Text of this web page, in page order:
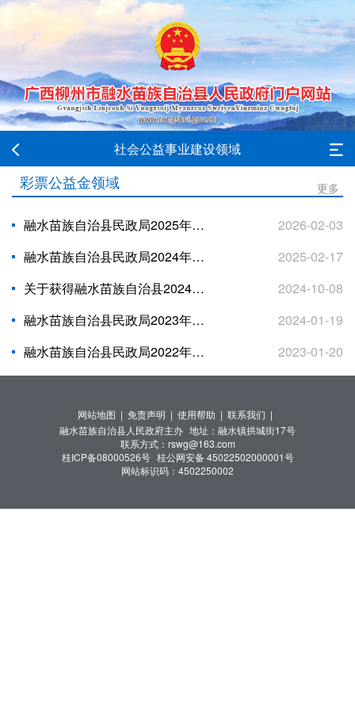
社会公益事业建设领域
彩票公益金领域 更多
融水苗族自治县民政局2025年度福利彩票公益金使用情况公告
2026-02-03
融水苗族自治县民政局2024年度福利彩票公益金使用情况公告
2025-02-17
关于获得融水苗族自治县2024年度中央专项彩票公益金支持低收入妇女“两癌”救助人员名单公示
2024-10-08
融水苗族自治县民政局2023年度福利彩票公益金使用情况公告
2024-01-19
融水苗族自治县民政局2022年度福利彩票公益金使用情况公告
2023-01-20
网站地图 | 免责声明 | 使用帮助 | 联系我们 |
融水苗族自治县人民政府主办 地址：融水镇拱城街17号
联系方式：rswg@163.com
桂ICP备08000526号 桂公网安备 45022502000001号
网站标识码：4502250002